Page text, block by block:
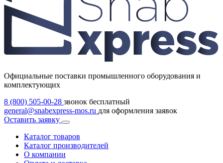
Официальные поставки промышленного оборудования и
комплектующих
8 (800) 505-00-28 звонок бесплатный
general@snabexpress-mos.ru для оформления заявок
Оставить заявку
Каталог товаров
Каталог производителей
О компании